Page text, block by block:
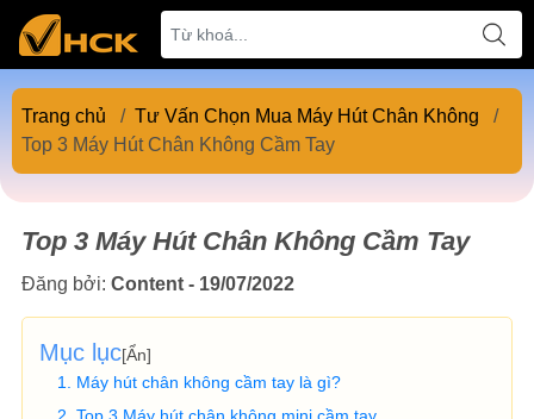
Trang chủ / Tư Vấn Chọn Mua Máy Hút Chân Không
/
Top 3 Máy Hút Chân Không Cầm Tay
Top 3 Máy Hút Chân Không Cầm Tay
Đăng bởi: Content - 19/07/2022
Mục lục[Ẩn]
Máy hút chân không cầm tay là gì?